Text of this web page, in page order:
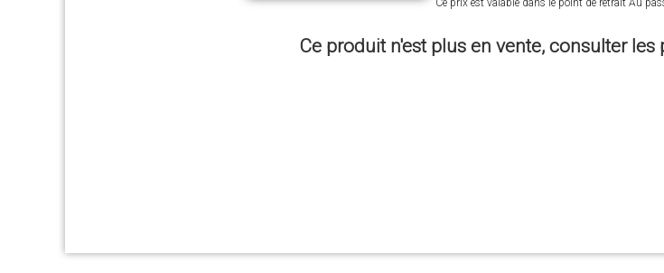
Ce prix est valable dans le point de retrait Au
Ce produit n'est plus en vente, consulter